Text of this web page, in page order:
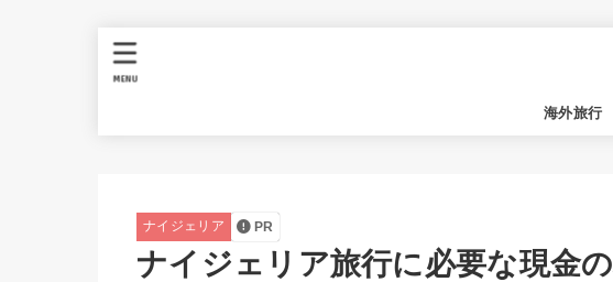
海外旅行
MENU
ナイジェリア PR
ナイジェリア旅行に必要な現金